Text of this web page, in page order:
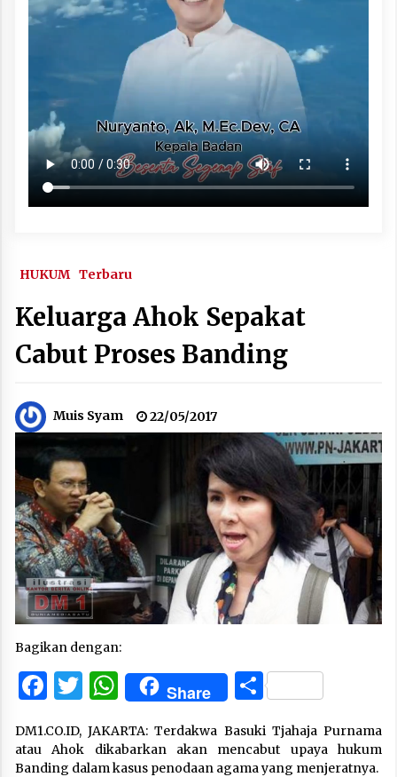
HUKUM Terbaru
Keluarga Ahok Sepakat
Cabut Proses Banding
Muis Syam 22/05/2017
Bagikan dengan:
Facebook
Twitter
WhatsApp
Share Share
DM1.CO.ID, JAKARTA: Terdakwa Basuki Tjahaja Purnama
atau Ahok dikabarkan akan mencabut upaya hukum
Banding dalam kasus penodaan agama yang menjeratnya.